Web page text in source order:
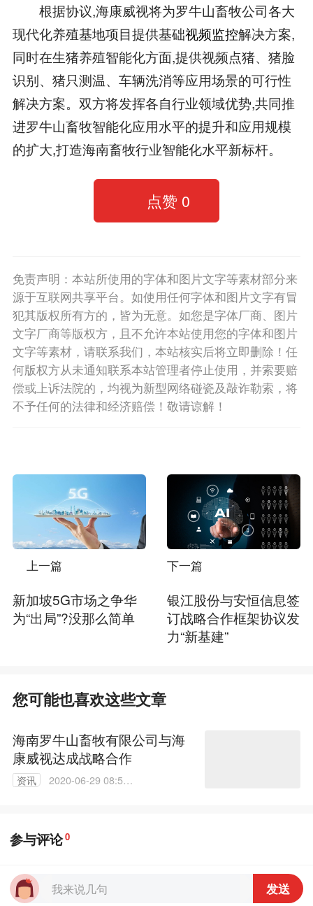
根据协议,海康威视将为罗牛山畜牧公司各大
现代化养殖基地项目提供基础视频监控解决方案,
同时在生猪养殖智能化方面,提供视频点猪、猪脸
识别、猪只测温、车辆洗消等应用场景的可行性
解决方案。双方将发挥各自行业领域优势,共同推
进罗牛山畜牧智能化应用水平的提升和应用规模
的扩大,打造海南畜牧行业智能化水平新标杆。
点赞 0
免责声明：本站所使用的字体和图片文字等素材部分来
源于互联网共享平台。如使用任何字体和图片文字有冒
犯其版权所有方的，皆为无意。如您是字体厂商、图片
文字厂商等版权方，且不允许本站使用您的字体和图片
文字等素材，请联系我们，本站核实后将立即删除！任
何版权方从未通知联系本站管理者停止使用，并索要赔
偿或上诉法院的，均视为新型网络碰瓷及敲诈勒索，将
不予任何的法律和经济赔偿！敬请谅解！
上一篇
新加坡5G市场之争华
为“出局”?没那么简单
下一篇
银江股份与安恒信息签
订战略合作框架协议发
力“新基建”
您可能也喜欢这些文章
海南罗牛山畜牧有限公司与海
康威视达成战略合作
资讯
2020-06-29 08:58:
参与评论0
发送